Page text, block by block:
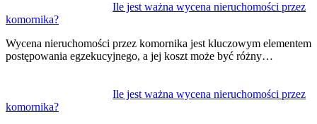
Ile jest ważna wycena nieruchomości przez
komornika?
Wycena nieruchomości przez komornika jest kluczowym elementem
postępowania egzekucyjnego, a jej koszt może być różny…
Ile jest ważna wycena nieruchomości przez
komornika?
wpisu